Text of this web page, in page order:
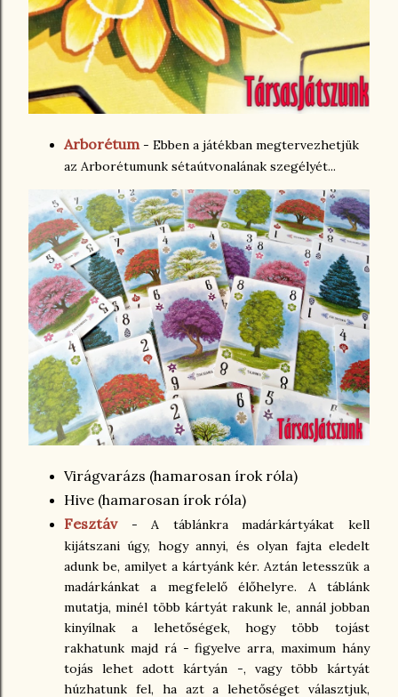
Arborétum - Ebben a játékban megtervezhetjük
az Arborétumunk sétaútvonalának szegélyét...
Virágvarázs (hamarosan írok róla)
Hive (hamarosan írok róla)
Fesztáv- A táblánkra madárkártyákat kell
kijátszani úgy, hogy annyi, és olyan fajta eledelt
adunk be, amilyet a kártyánk kér. Aztán letesszük a
madárkánkat a megfelelő élőhelyre. A táblánk
mutatja, minél több kártyát rakunk le, annál jobban
kinyílnak a lehetőségek, hogy több tojást
rakhatunk majd rá - figyelve arra, maximum hány
tojás lehet adott kártyán -, vagy több kártyát
húzhatunk fel, ha azt a lehetőséget választjuk,